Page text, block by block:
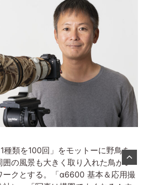
種類を100回」をモットーに野鳥を
の風景も大きく取り入れた鳥がい
ークとする。「α6600 基本＆応用撮